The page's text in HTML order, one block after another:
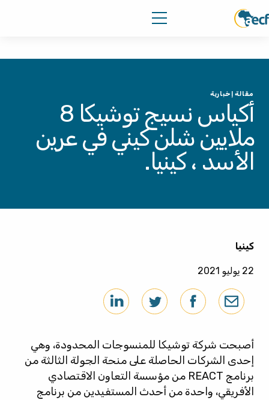
مقالة إخبارية
أكياس نسيج توشيكا 8
ملايين شلن كيني في عرين
الأسد ، كينيا.
كينيا
22 يوليو 2021
أصبحت شركة توشيكا للمنسوجات المحدودة، وهي
إحدى الشركات الحاصلة على منحة الجولة الثالثة من
برنامج REACT من مؤسسة التعاون الاقتصادي
الأفريقي، واحدة من أحدث المستفيدين من برنامج